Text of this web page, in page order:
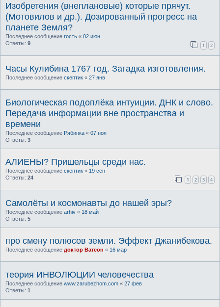
Изобретения (внеплановые) которые прячут.
(Мотовилов и др.). Дозированный прогресс на
планете Земля?
Последнее сообщение гость « 02 июн
Ответы: 9 1 2
Часы Кулибина 1767 год. Загадка изготовления.
Последнее сообщение скептик « 27 янв
Биологическая подоплёка интуиции. ДНК и слово.
Передача информации вне пространства и
времени
Последнее сообщение Рябинка « 07 ноя
Ответы: 3
АЛИЕНЫ? Пришельцы среди нас.
Последнее сообщение скептик « 19 сен
Ответы: 24 1 2 3 4
Самолёты и космонавты до нашей эры?
Последнее сообщение arhiv « 18 май
Ответы: 5
про смену полюсов земли. Эффект Джанибекова.
Последнее сообщение доктор Ватсон « 16 мар
теория ИНВОЛЮЦИИ человечества
Последнее сообщение www.zarubezhom.com « 27 фев
Ответы: 1